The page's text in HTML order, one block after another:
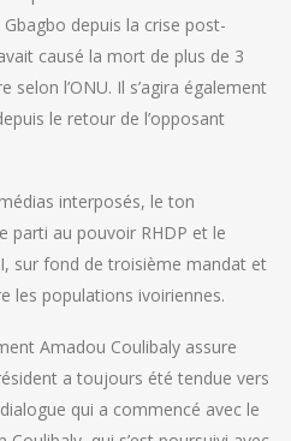
depuis la crise post-
causé la mort de plus de 3
selon l’ONU. Il s’agira également
le retour de l’opposant
interposés, le ton
parti au pouvoir RHDP et le
sur fond de troisième mandat et
les populations ivoiriennes.
Amadou Coulibaly assure
a toujours été tendue vers
qui a commencé avec le